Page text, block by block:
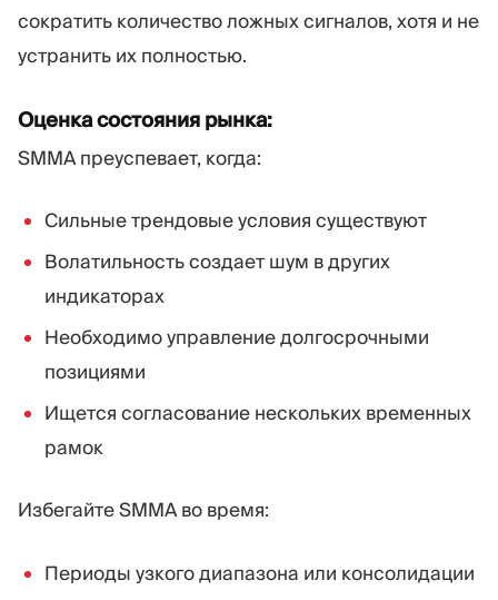
сократить количество ложных сигналов, хотя и не
устранить их полностью.
Оценка состояния рынка:
SMMA преуспевает, когда:
Сильные трендовые условия существуют
Волатильность создает шум в других
индикаторах
Необходимо управление долгосрочными
позициями
Ищется согласование нескольких временных
рамок
Избегайте SMMA во время:
Периоды узкого диапазона или консолидации